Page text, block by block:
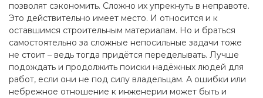
позволят сэкономить. Сложно их упрекнуть в неправоте.
Это действительно имеет место. И относится и к
оставшимся строительным материалам. Но и браться
самостоятельно за сложные непосильные задачи тоже
не стоит – ведь тогда придётся переделывать. Лучше
подождать и продолжить поиски надёжных людей для
работ, если они не под силу владельцам. А ошибки или
небрежное отношение к инженерии может быть и